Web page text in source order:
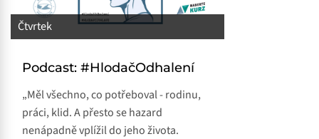
Čtvrtek
Podcast: #HlodačOdhalení
„Měl všechno, co potřeboval - rodinu,
práci, klid. A přesto se hazard
nenápadně vplížil do jeho života.